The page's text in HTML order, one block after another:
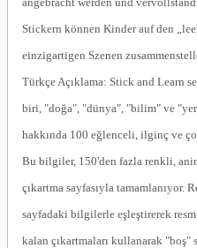
Stickern können Kinder auf den
einzigartigen Szenen
Türkçe Açıklama: Stick and Learn
biri, "doğa", "dünya", "bilim" ve
hakkında 100 eğlenceli, ilginç ve
Bu bilgiler, 150'den fazla renkli,
çıkartma sayfasıyla tamamlanıyor.
sayfadaki bilgilerle eşleştirerek
kalan çıkartmaları kullanarak